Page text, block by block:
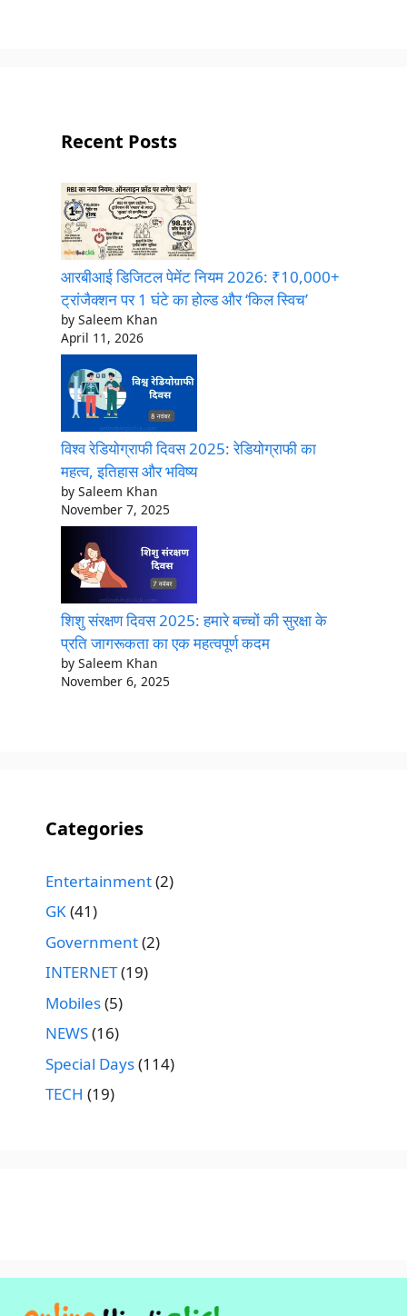
Recent Posts
आरबीआई डिजिटल पेमेंट नियम 2026: ₹10,000+
ट्रांजैक्शन पर 1 घंटे का होल्ड और ‘किल स्विच’
by Saleem Khan
April 11, 2026
विश्व रेडियोग्राफी दिवस 2025: रेडियोग्राफी का
महत्व, इतिहास और भविष्य
by Saleem Khan
November 7, 2025
शिशु संरक्षण दिवस 2025: हमारे बच्चों की सुरक्षा के
प्रति जागरूकता का एक महत्वपूर्ण कदम
by Saleem Khan
November 6, 2025
Categories
Entertainment(2)
GK(41)
Government(2)
INTERNET(19)
Mobiles(5)
NEWS(16)
Special Days(114)
TECH (19)